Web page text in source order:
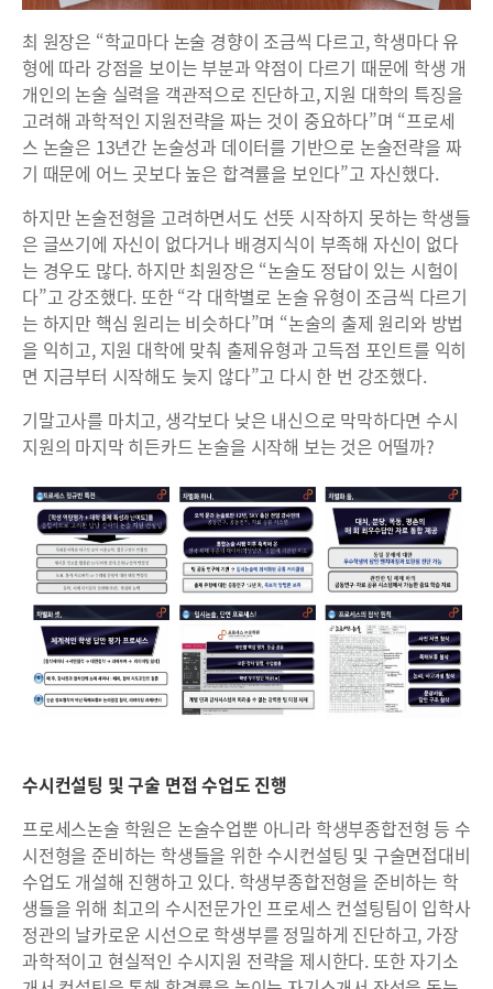
최 원장은 “학교마다 논술 경향이 조금씩 다르고, 학생마다 유
형에 따라 강점을 보이는 부분과 약점이 다르기 때문에 학생 개
개인의 논술 실력을 객관적으로 진단하고, 지원 대학의 특징을
고려해 과학적인 지원전략을 짜는 것이 중요하다”며 “프로세
스 논술은 13년간 논술성과 데이터를 기반으로 논술전략을 짜
기 때문에 어느 곳보다 높은 합격률을 보인다”고 자신했다.
하지만 논술전형을 고려하면서도 선뜻 시작하지 못하는 학생들
은 글쓰기에 자신이 없다거나 배경지식이 부족해 자신이 없다
는 경우도 많다. 하지만 최원장은 “논술도 정답이 있는 시험이
다”고 강조했다. 또한 “각 대학별로 논술 유형이 조금씩 다르기
는 하지만 핵심 원리는 비슷하다”며 “논술의 출제 원리와 방법
을 익히고, 지원 대학에 맞춰 출제유형과 고득점 포인트를 익히
면 지금부터 시작해도 늦지 않다”고 다시 한 번 강조했다.
기말고사를 마치고, 생각보다 낮은 내신으로 막막하다면 수시
지원의 마지막 히든카드 논술을 시작해 보는 것은 어떨까?
수시컨설팅 및 구술 면접 수업도 진행
프로세스논술 학원은 논술수업뿐 아니라 학생부종합전형 등 수
시전형을 준비하는 학생들을 위한 수시컨설팅 및 구술면접대비
수업도 개설해 진행하고 있다. 학생부종합전형을 준비하는 학
생들을 위해 최고의 수시전문가인 프로세스 컨설팅팀이 입학사
정관의 날카로운 시선으로 학생부를 정밀하게 진단하고, 가장
과학적이고 현실적인 수시지원 전략을 제시한다. 또한 자기소